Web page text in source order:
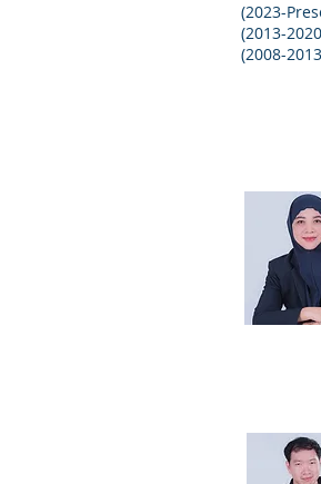
(2023-
(2013-
(2008-